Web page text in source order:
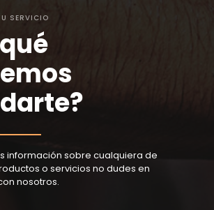
SERVICIO
información sobre cualquiera de
o servicios no dudes en
nosotros.